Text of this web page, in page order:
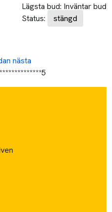
Lägsta bud: Inväntar bud
Status:
stängd
nästa